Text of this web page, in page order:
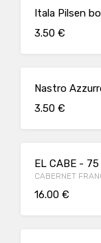
Itala Pilsen
3.50 €
Nastro
3.50 €
EL CABE -
16.00 €